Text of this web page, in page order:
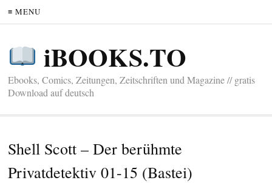
≡ MENU
iBOOKS.TO
Ebooks, Comics, Zeitungen, Zeitschriften und Magazine // gratis
Download auf deutsch
Shell Scott – Der berühmte
Privatdetektiv 01-15 (Bastei)